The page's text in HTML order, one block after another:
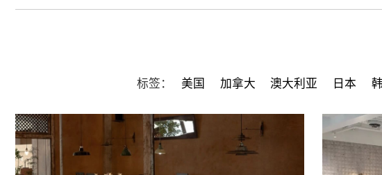
标签： 美国 加拿大 澳大利亚 日本